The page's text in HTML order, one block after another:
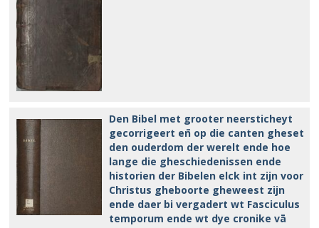
Den Bibel met grooter neersticheyt
gecorrigeert en̄ op die canten gheset
den ouderdom der werelt ende hoe
lange die gheschiedenissen ende
historien der Bibelen elck int zijn voor
Christus gheboorte gheweest zijn
ende daer bi vergadert wt Fasciculus
temporum ende wt dye cronike vā